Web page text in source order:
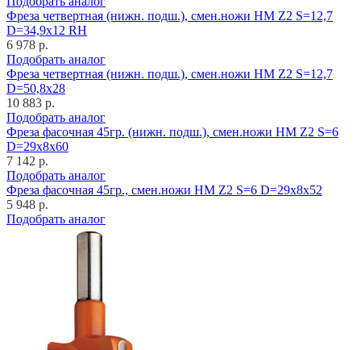
Фреза четвертная (нижн. подш.), смен.ножи HM Z2 S=12,7
D=34,9x12 RH
6 978 р.
Подобрать аналог
Фреза четвертная (нижн. подш.), смен.ножи HM Z2 S=12,7
D=50,8x28
10 883 р.
Подобрать аналог
Фреза фасочная 45гр. (нижн. подш.), смен.ножи HM Z2 S=6
D=29x8x60
7 142 р.
Подобрать аналог
Фреза фасочная 45гр., смен.ножи HM Z2 S=6 D=29x8x52
5 948 р.
Подобрать аналог